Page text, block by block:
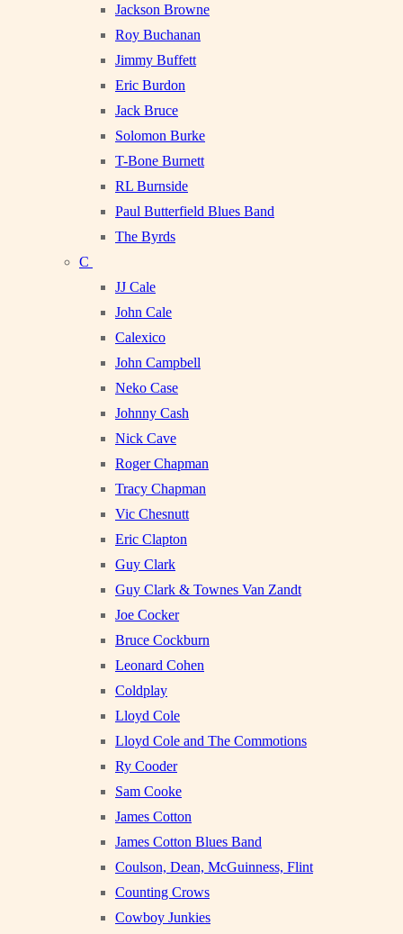
Jackson Browne
Roy Buchanan
Jimmy Buffett
Eric Burdon
Jack Bruce
Solomon Burke
T-Bone Burnett
RL Burnside
Paul Butterfield Blues Band
The Byrds
C
JJ Cale
John Cale
Calexico
John Campbell
Neko Case
Johnny Cash
Nick Cave
Roger Chapman
Tracy Chapman
Vic Chesnutt
Eric Clapton
Guy Clark
Guy Clark & Townes Van Zandt
Joe Cocker
Bruce Cockburn
Leonard Cohen
Coldplay
Lloyd Cole
Lloyd Cole and The Commotions
Ry Cooder
Sam Cooke
James Cotton
James Cotton Blues Band
Coulson, Dean, McGuinness, Flint
Counting Crows
Cowboy Junkies